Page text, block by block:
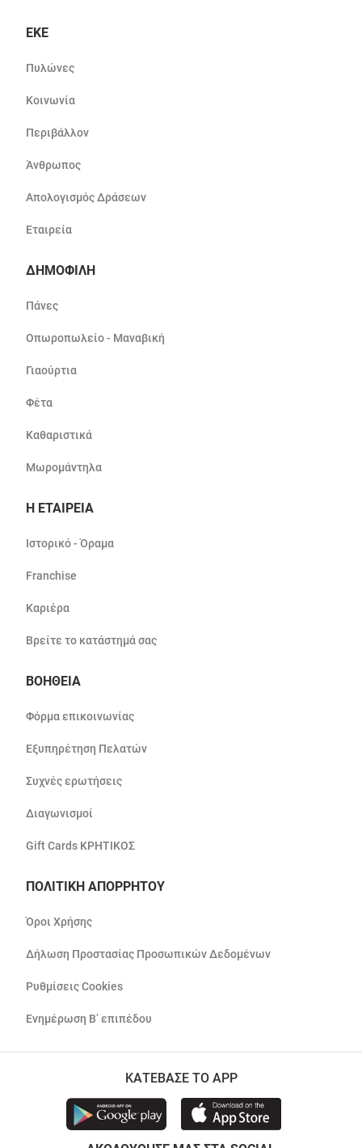
ΕΚΕ
Πυλώνες
Κοινωνία
Περιβάλλον
Άνθρωπος
Απολογισμός Δράσεων
Εταιρεία
ΔΗΜΟΦΙΛΗ
Πάνες
Οπωροπωλείο - Μαναβική
Γιαούρτια
Φέτα
Καθαριστικά
Μωρομάντηλα
Η ΕΤΑΙΡΕΙΑ
Ιστορικό - Όραμα
Franchise
Καριέρα
Βρείτε το κατάστημά σας
ΒΟΗΘΕΙΑ
Φόρμα επικοινωνίας
Εξυπηρέτηση Πελατών
Συχνές ερωτήσεις
Διαγωνισμοί
Gift Cards ΚΡΗΤΙΚΟΣ
ΠΟΛΙΤΙΚΗ ΑΠΟΡΡΗΤΟΥ
Όροι Χρήσης
Δήλωση Προστασίας Προσωπικών Δεδομένων
Ρυθμίσεις Cookies
Ενημέρωση Β’ επιπέδου
ΚΑΤΕΒΑΣΕ ΤΟ APP